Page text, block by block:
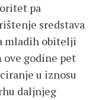
pa
sredstava
mladih obitelji
ove godine pet
u iznosu
daljnjeg